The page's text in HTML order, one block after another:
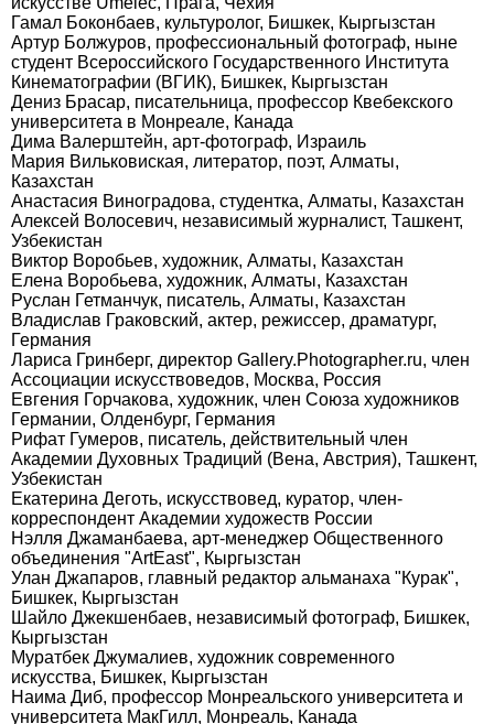
Гамал Боконбаев, культуролог, Бишкек, Кыргызстан
Артур Болжуров, профессиональный фотограф, ныне
студент Всероссийского Государственного Института
Кинематографии (ВГИК), Бишкек, Кыргызстан
Дениз Брасар, писательница, профессор Квебекского
университета в Монреале, Канада
Дима Валерштейн, арт-фотограф, Израиль
Мария Вильковиская, литератор, поэт, Алматы,
Казахстан
Анастасия Виноградова, студентка, Алматы, Казахстан
Алексей Волосевич, независимый журналист, Ташкент,
Узбекистан
Виктор Воробьев, художник, Алматы, Казахстан
Елена Воробьева, художник, Алматы, Казахстан
Руслан Гетманчук, писатель, Алматы, Казахстан
Владислав Граковский, актер, режиссер, драматург,
Германия
Лариса Гринберг, директор Gallery.Photographer.ru, член
Ассоциации искусствоведов, Москва, Россия
Евгения Горчакова, художник, член Союза художников
Германии, Олденбург, Германия
Рифат Гумеров, писатель, действительный член
Академии Духовных Традиций (Вена, Австрия), Ташкент,
Узбекистан
Екатерина Деготь, искусствовед, куратор, член-
корреспондент Академии художеств России
Нэлля Джаманбаева, арт-менеджер Общественного
объединения "ArtEast", Кыргызстан
Улан Джапаров, главный редактор альманаха "Курак",
Бишкек, Кыргызстан
Шайло Джекшенбаев, независимый фотограф, Бишкек,
Кыргызстан
Муратбек Джумалиев, художник современного
искусства, Бишкек, Кыргызстан
Наима Диб, профессор Монреальского университета и
университета МакГилл, Монреаль, Канада